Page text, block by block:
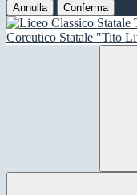
Annulla Conferma
Coreutico Statale "Tito